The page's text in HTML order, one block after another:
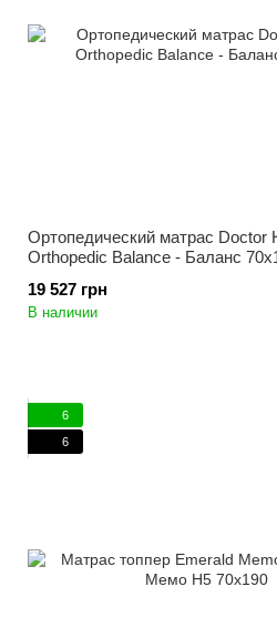
Ортопедический матрас Doctor
Orthopedic Balance - Баланс
19 527 грн
В наличии
6
6